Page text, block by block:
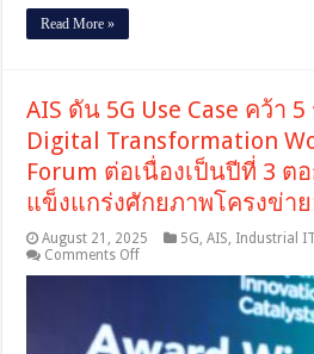
ผลิต
สู่
ฐาน
การ
ผลิต
ยุค
AI
[PR]
Read More »
AIS ดัน 5G Use Case คว้า
Digital Transformation
Forum ต่อเนื่องเป็นปีที่ 3 ต
แข็งแกร่งศักยภาพโครงข่า
August 21, 2025 5G,AIS, Industrial IT
Comments Offon
Case